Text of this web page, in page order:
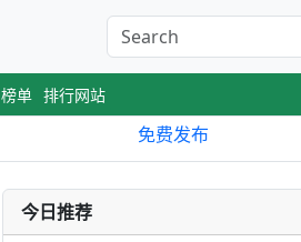
榜单 排行网站
免费发布
今日推荐